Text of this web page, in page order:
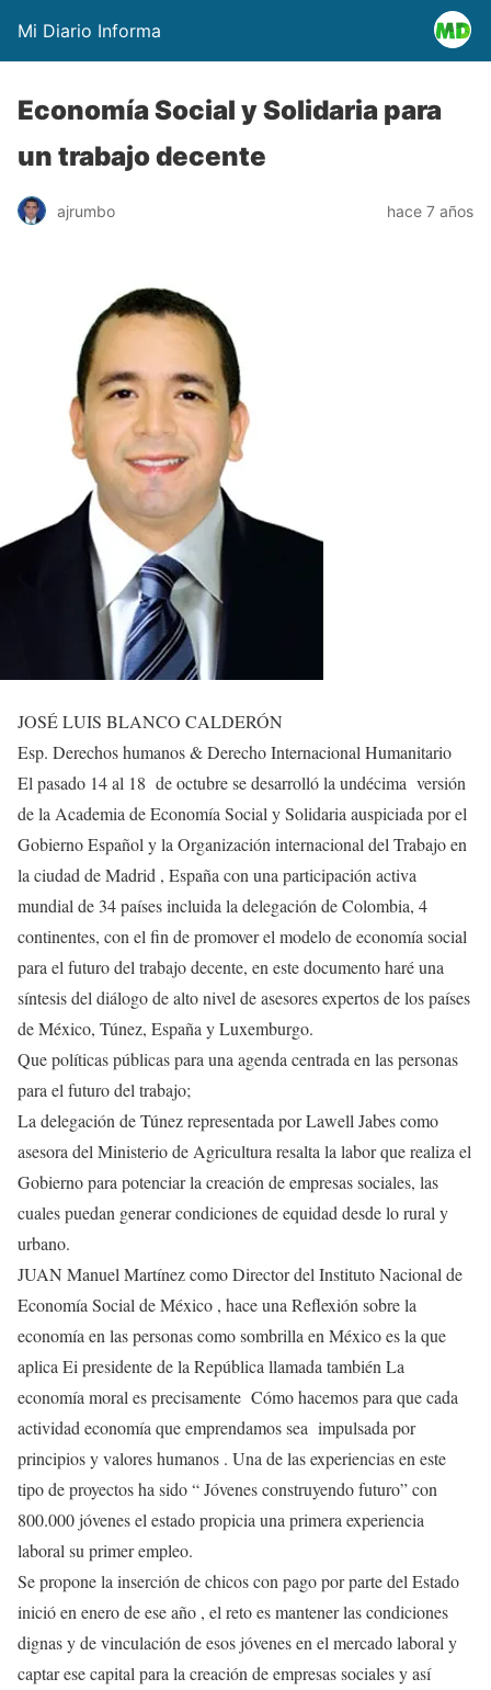
Mi Diario Informa
Economía Social y Solidaria para
un trabajo decente
ajrumbo hace 7 años
JOSÉ LUIS BLANCO CALDERÓN
Esp. Derechos humanos & Derecho Internacional Humanitario
El pasado 14 al 18 de octubre se desarrolló la undécima versión
de la Academia de Economía Social y Solidaria auspiciada por el
Gobierno Español y la Organización internacional del Trabajo en
la ciudad de Madrid , España con una participación activa
mundial de 34 países incluida la delegación de Colombia, 4
continentes, con el fin de promover el modelo de economía social
para el futuro del trabajo decente, en este documento haré una
síntesis del diálogo de alto nivel de asesores expertos de los países
de México, Túnez, España y Luxemburgo.
Que políticas públicas para una agenda centrada en las personas
para el futuro del trabajo;
La delegación de Túnez representada por Lawell Jabes como
asesora del Ministerio de Agricultura resalta la labor que realiza el
Gobierno para potenciar la creación de empresas sociales, las
cuales puedan generar condiciones de equidad desde lo rural y
urbano.
JUAN Manuel Martínez como Director del Instituto Nacional de
Economía Social de México , hace una Reflexión sobre la
economía en las personas como sombrilla en México es la que
aplica Ei presidente de la República llamada también La
economía moral es precisamente Cómo hacemos para que cada
actividad economía que emprendamos sea impulsada por
principios y valores humanos . Una de las experiencias en este
tipo de proyectos ha sido “ Jóvenes construyendo futuro” con
800.000 jóvenes el estado propicia una primera experiencia
laboral su primer empleo.
Se propone la inserción de chicos con pago por parte del Estado
inició en enero de ese año , el reto es mantener las condiciones
dignas y de vinculación de esos jóvenes en el mercado laboral y
captar ese capital para la creación de empresas sociales y así